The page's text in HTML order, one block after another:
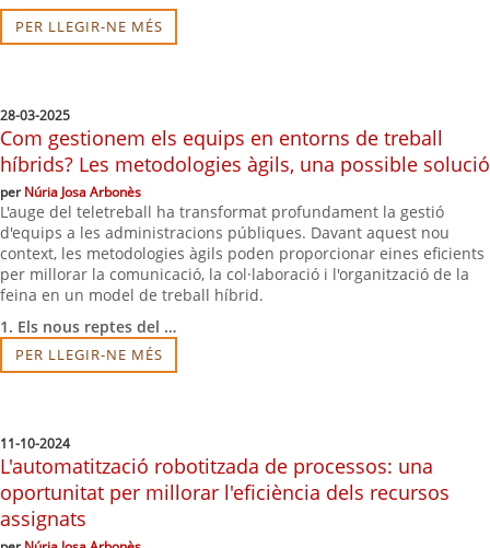
PER LLEGIR-NE MÉS
28-03-2025
Com gestionem els equips en entorns de treball
híbrids? Les metodologies àgils, una possible solució
perNúria Josa Arbonès
L'auge del teletreball ha transformat profundament la gestió
d'equips a les administracions públiques. Davant aquest nou
context, les metodologies àgils poden proporcionar eines eficients
per millorar la comunicació, la col·laboració i l'organització de la
feina en un model de treball híbrid.
1. Els nous reptes del …
PER LLEGIR-NE MÉS
11-10-2024
L'automatització robotitzada de processos: una
oportunitat per millorar l'eficiència dels recursos
assignats